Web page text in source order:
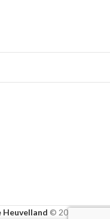
Heuvelland © 2020